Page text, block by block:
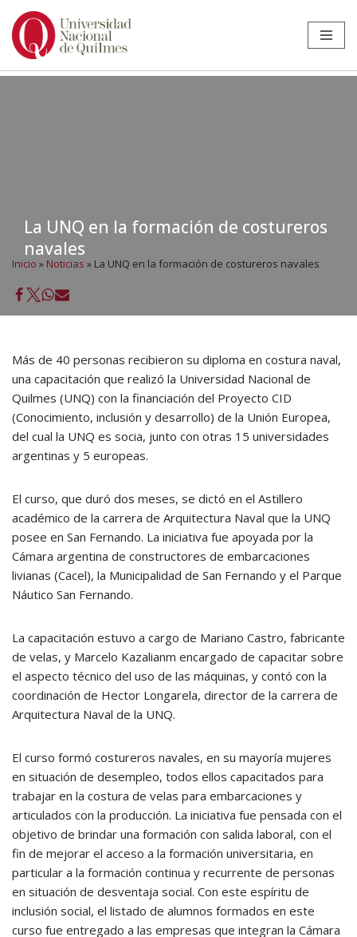
Ir
La UNQ en la formación de costureros
navales
Inicio » Noticias » La UNQ en la formación de costureros navales
Más de 40 personas recibieron su diploma en costura naval,
una capacitación que realizó la Universidad Nacional de
Quilmes (UNQ) con la financiación del Proyecto CID
(Conocimiento, inclusión y desarrollo) de la Unión Europea,
del cual la UNQ es socia, junto con otras 15 universidades
argentinas y 5 europeas.
El curso, que duró dos meses, se dictó en el Astillero
académico de la carrera de Arquitectura Naval que la UNQ
posee en San Fernando. La iniciativa fue apoyada por la
Cámara argentina de constructores de embarcaciones
livianas (Cacel), la Municipalidad de San Fernando y el Parque
Náutico San Fernando.
La capacitación estuvo a cargo de Mariano Castro, fabricante
de velas, y Marcelo Kazalianm encargado de capacitar sobre
el aspecto técnico del uso de las máquinas, y contó con la
coordinación de Hector Longarela, director de la carrera de
Arquitectura Naval de la UNQ.
El curso formó costureros navales, en su mayoría mujeres
en situación de desempleo, todos ellos capacitados para
trabajar en la costura de velas para embarcaciones y
articulados con la producción. La iniciativa fue pensada con el
objetivo de brindar una formación con salida laboral, con el
fin de mejorar el acceso a la formación universitaria, en
particular a la formación continua y recurrente de personas
en situación de desventaja social. Con este espíritu de
inclusión social, el listado de alumnos formados en este
curso fue entregado a las empresas que integran la Cámara